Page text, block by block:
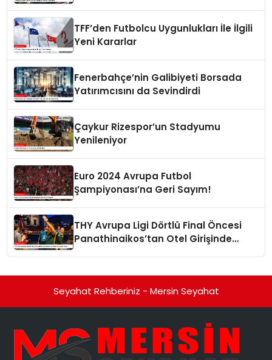
TFF’den Futbolcu Uygunlukları İle İlgili
Yeni Kararlar
Fenerbahçe’nin Galibiyeti Borsada
Yatırımcısını da Sevindirdi
Çaykur Rizespor’un Stadyumu
Yenileniyor
Euro 2024 Avrupa Futbol
Şampiyonası’na Geri Sayım!
THY Avrupa Ligi Dörtlü Final Öncesi
Panathinaikos’tan Otel Girişinde
Seyahat Rehberiniz - Mersin Seyahat